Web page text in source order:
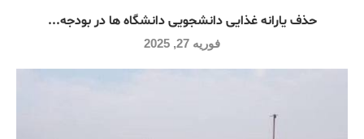
حذف یارانه غذایی دانشجویی دانشگاه ها در بودجه...
فوریه 27, 2025